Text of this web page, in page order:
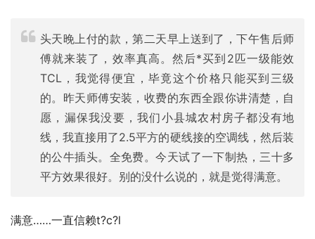
头天晚上付的款，第二天早上送到了，下午售后师
傅就来装了，效率真高。然后*买到2匹一级能效
TCL，我觉得便宜，毕竟这个价格只能买到三级
的。昨天师傅安装，收费的东西全跟你讲清楚，自
愿，漏保我没要，我们小县城农村房子都没有地
线，我直接用了2.5平方的硬线接的空调线，然后装
的公牛插头。全免费。今天试了一下制热，三十多
平方效果很好。别的没什么说的，就是觉得满意。
满意……一直信赖t?c?l